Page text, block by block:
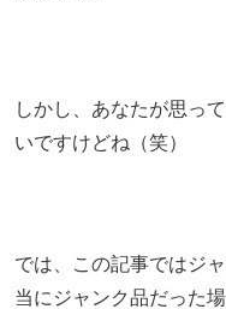
しかし、あなたが思っ
いですけどね（笑）
では、この記事ではジ
当にジャンク品だった